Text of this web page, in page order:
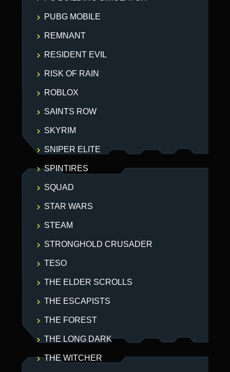
PUBG MOBILE
REMNANT
RESIDENT EVIL
RISK OF RAIN
ROBLOX
SAINTS ROW
SKYRIM
SNIPER ELITE
SPINTIRES
SQUAD
STAR WARS
STEAM
STRONGHOLD CRUSADER
TESO
THE ELDER SCROLLS
THE ESCAPISTS
THE FOREST
THE LONG DARK
THE WITCHER